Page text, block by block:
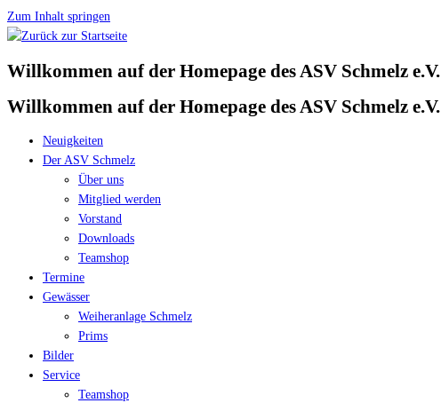
Zum Inhalt springen
Willkommen auf der Homepage des ASV Schmelz e.V.
Willkommen auf der Homepage des ASV Schmelz e.V.
Neuigkeiten
Der ASV Schmelz
Über uns
Mitglied werden
Vorstand
Downloads
Teamshop
Termine
Gewässer
Weiheranlage Schmelz
Prims
Bilder
Service
Teamshop